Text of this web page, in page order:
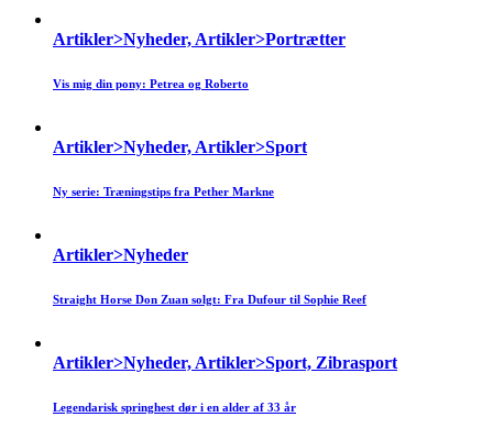
Artikler>Nyheder, Artikler>Portrætter
Vis mig din pony: Petrea og Roberto
Artikler>Nyheder, Artikler>Sport
Ny serie: Træningstips fra Pether Markne
Artikler>Nyheder
Straight Horse Don Zuan solgt: Fra Dufour til Sophie Reef
Artikler>Nyheder, Artikler>Sport, Zibrasport
Legendarisk springhest dør i en alder af 33 år